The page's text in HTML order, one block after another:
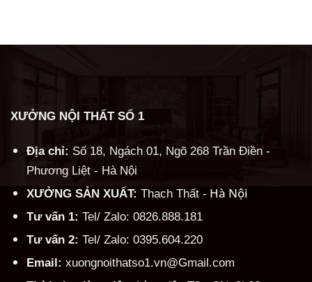
XƯỞNG NỘI THẤT SỐ 1
Địa chỉ: Số 18, Ngách 01, Ngõ 268 Trần Điền -
Phương Liệt - Hà Nội
XƯỞNG SẢN XUẤT: Thạch Thất - Hà Nội
Tư vấn 1: Tel/ Zalo: 0826.888.181
Tư vấn 2: Tel/ Zalo: 0395.604.220
Email: xuongnoithatso1.vn@Gmail.com